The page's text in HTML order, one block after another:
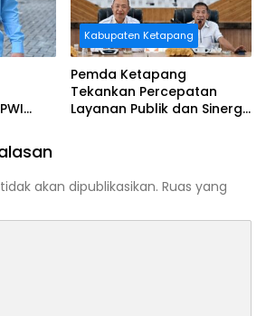
Kabupaten Ketapang
Pemda Ketapang
Tekankan Percepatan
Layanan Publik dan Sinergi
akan dipublikasikan. Ruas yang